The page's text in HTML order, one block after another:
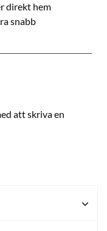
direkt hem
snabb
att skriva en